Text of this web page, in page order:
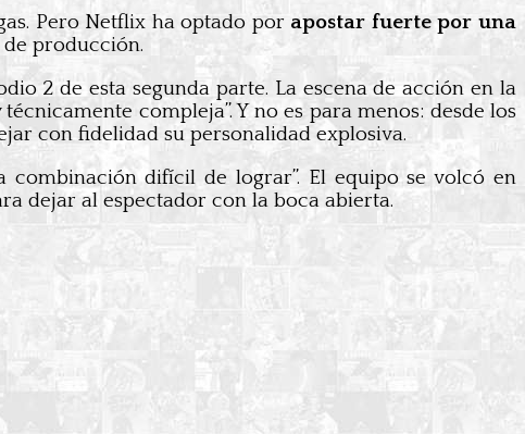
Pero Netflix ha optado por apostar fuerte por una
de producción.
2 de esta segunda parte. La escena de acción en la
compleja”. Y no es para menos: desde los
con fidelidad su personalidad explosiva.
combinación difícil de lograr”. El equipo se volcó en
dejar al espectador con la boca abierta.